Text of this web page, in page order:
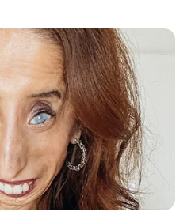
εγκλήματα πολέμου,
και το πραγματικό
βιομηχανικού
Snowdenαποκαλύπτει τα
παρακολούθησης της
πολίτες. Το μόνο τους
κυβερνητικής παράβασης.